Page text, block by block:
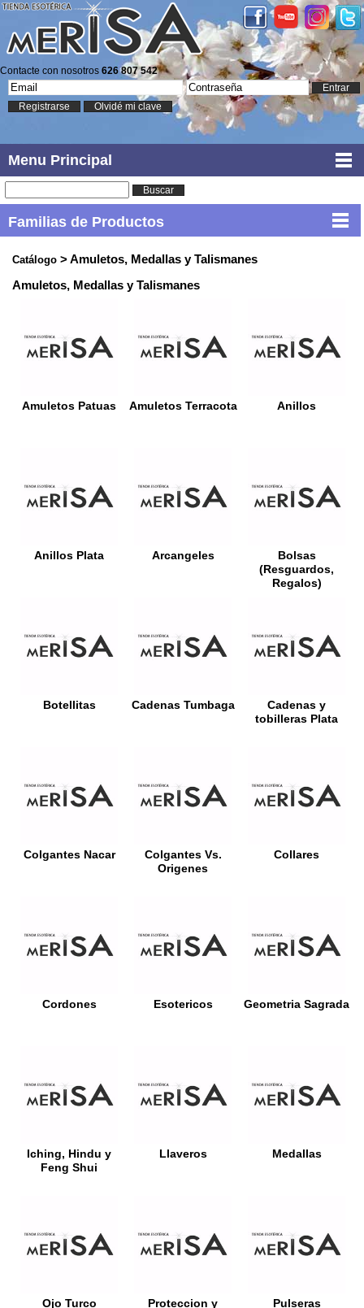
Contacte con nosotros 626 807 542
Entrar
Registrarse
Olvidé mi clave
Menu Principal
Buscar
Familias de Productos
Catálogo > Amuletos, Medallas y Talismanes
Amuletos, Medallas y Talismanes
Amuletos Patuas Amuletos Terracota Anillos
Anillos Plata Arcangeles
Bolsas
(Resguardos,
Regalos)
Botellitas Cadenas Tumbaga
Cadenas y
tobilleras Plata
Colgantes Nacar
Colgantes Vs.
Origenes
Collares
Cordones Esotericos Geometria Sagrada
Iching, Hindu y
Feng Shui
Llaveros Medallas
Ojo Turco
Proteccion y
Pulseras